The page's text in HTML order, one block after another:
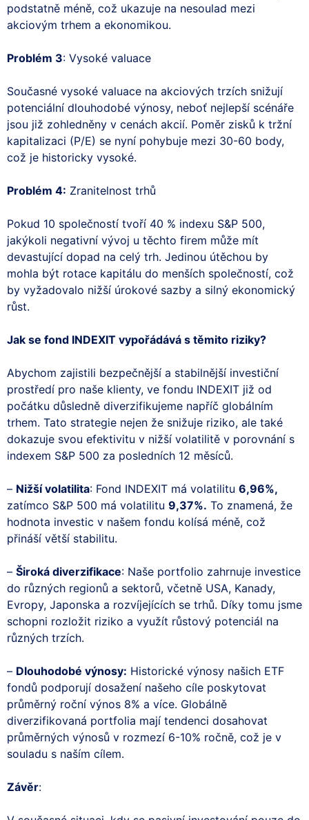
podstatně méně, což ukazuje na nesoulad mezi
akciovým trhem a ekonomikou.
Problém 3: Vysoké valuace
Současné vysoké valuace na akciových trzích snižují
potenciální dlouhodobé výnosy, neboť nejlepší scénáře
jsou již zohledněny v cenách akcií. Poměr zisků k tržní
kapitalizaci (P/E) se nyní pohybuje mezi 30-60 body,
což je historicky vysoké.
Problém 4: Zranitelnost trhů
Pokud 10 společností tvoří 40 % indexu S&P 500,
jakýkoli negativní vývoj u těchto firem může mít
devastující dopad na celý trh. Jedinou útěchou by
mohla být rotace kapitálu do menších společností, což
by vyžadovalo nižší úrokové sazby a silný ekonomický
růst.
Jak se fond INDEXIT vypořádává s těmito riziky?
Abychom zajistili bezpečnější a stabilnější investiční
prostředí pro naše klienty, ve fondu INDEXIT již od
počátku důsledně diverzifikujeme napříč globálním
trhem. Tato strategie nejen že snižuje riziko, ale také
dokazuje svou efektivitu v nižší volatilitě v porovnání s
indexem S&P 500 za posledních 12 měsíců.
– Nižší volatilita: Fond INDEXIT má volatilitu 6,96%,
zatímco S&P 500 má volatilitu 9,37%. To znamená, že
hodnota investic v našem fondu kolísá méně, což
přináší větší stabilitu.
– Široká diverzifikace: Naše portfolio zahrnuje investice
do různých regionů a sektorů, včetně USA, Kanady,
Evropy, Japonska a rozvíjejících se trhů. Díky tomu jsme
schopni rozložit riziko a využít růstový potenciál na
různých trzích.
– Dlouhodobé výnosy: Historické výnosy našich ETF
fondů podporují dosažení našeho cíle poskytovat
průměrný roční výnos 8% a více. Globálně
diverzifikovaná portfolia mají tendenci dosahovat
průměrných výnosů v rozmezí 6-10% ročně, což je v
souladu s naším cílem.
Závěr: